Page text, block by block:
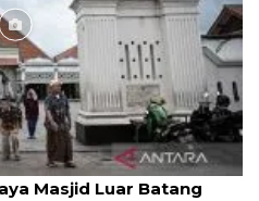
Masjid Luar Batang